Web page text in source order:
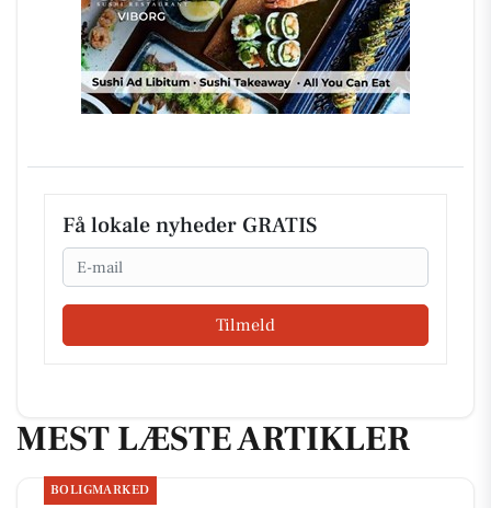
Få lokale nyheder GRATIS
Email
Tilmeld
MEST LÆSTE ARTIKLER
BOLIGMARKED